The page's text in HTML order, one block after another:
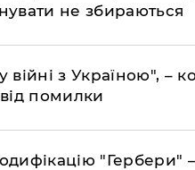
не збираються
з Україною", –
помилки
"Гербери"